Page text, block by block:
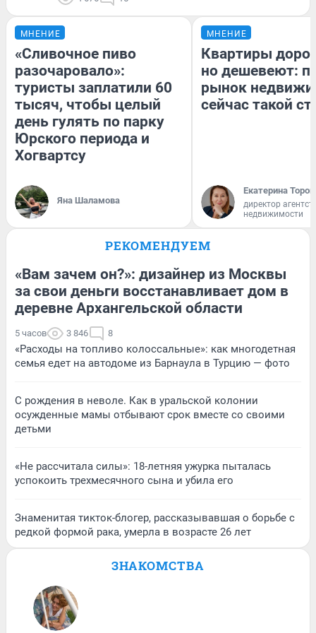
МНЕНИЕ
«Сливочное пиво
разочаровало»:
туристы заплатили 60
тысяч, чтобы целый
день гулять по парку
Юрского периода и
Хогвартсу
Яна Шаламова
МНЕНИЕ
Квартиры
но дешевеют:
рынок
сейчас такой
Екатерина
директор
недвижимости
РЕКОМЕНДУЕМ
«Вам зачем он?»: дизайнер из Москвы
за свои деньги восстанавливает дом в
деревне Архангельской области
5 часов 3 846 8
«Расходы на топливо колоссальные»: как многодетная
семья едет на автодоме из Барнаула в Турцию — фото
С рождения в неволе. Как в уральской колонии
осужденные мамы отбывают срок вместе со своими
детьми
«Не рассчитала силы»: 18-летняя ужурка пыталась
успокоить трехмесячного сына и убила его
Знаменитая тикток-блогер, рассказывавшая о борьбе с
редкой формой рака, умерла в возрасте 26 лет
ЗНАКОМСТВА